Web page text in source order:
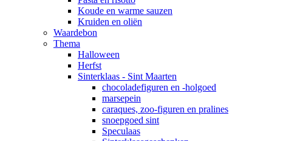
Koude en warme sauzen
Kruiden en oliën
Waardebon
Thema
Halloween
Herfst
Sinterklaas - Sint Maarten
chocoladefiguren en -holgoed
marsepein
caraques, zoo-figuren en pralines
snoepgoed sint
Speculaas